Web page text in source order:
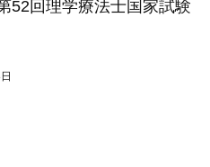
52回理学療法士国家試験